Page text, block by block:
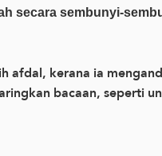
secara sembunyi-
afdal, kerana ia
bacaan, seperti